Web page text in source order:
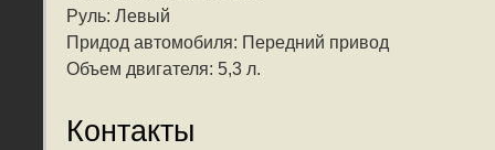
Руль: Левый
Придод автомобиля: Передний привод
Объем двигателя: 5,3 л.
Контакты